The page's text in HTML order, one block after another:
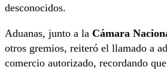
desconocidos.
Aduanas, junto a la Cámara
otros gremios, reiteró el llamado a
comercio autorizado, recordando